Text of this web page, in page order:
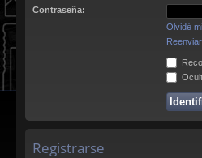
Contraseña:
Olvidé
Registrarse